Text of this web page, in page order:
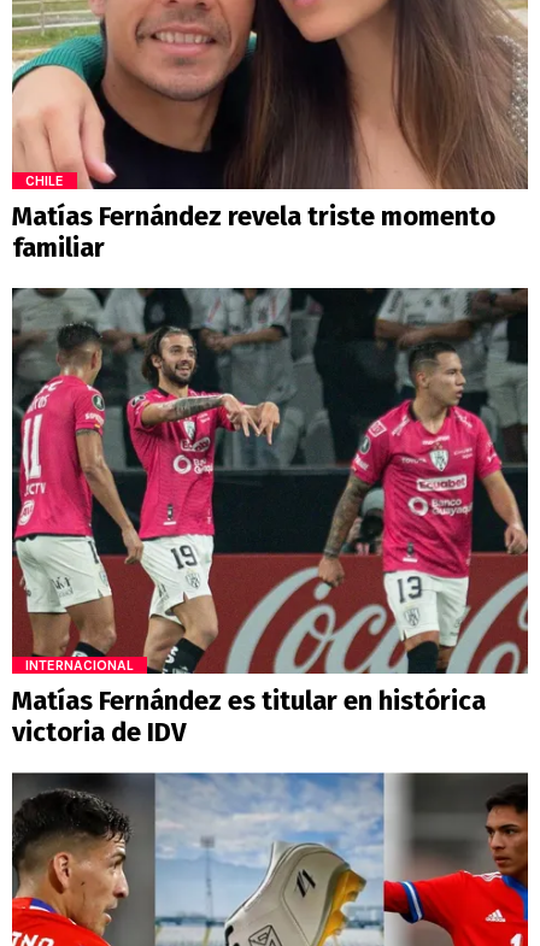
CHILE
Matías Fernández revela triste momento
familiar
INTERNACIONAL
Matías Fernández es titular en histórica
victoria de IDV